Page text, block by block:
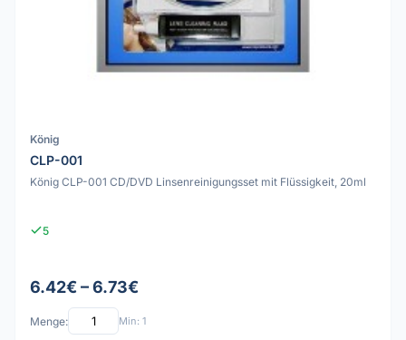
König
CLP-001
König CLP-001 CD/DVD Linsenreinigungsset mit Flüssigkeit, 20ml
5
6.42€ – 6.73€
Menge: Min: 1